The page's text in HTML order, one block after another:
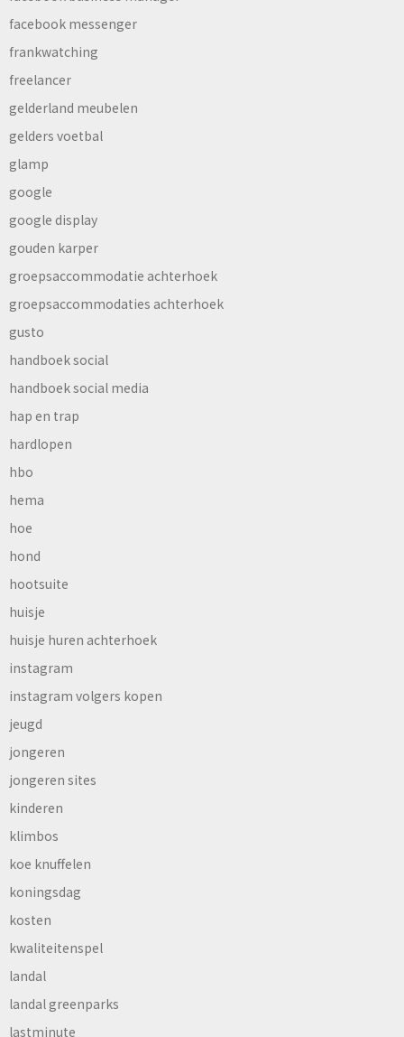
facebook messenger
frankwatching
freelancer
gelderland meubelen
gelders voetbal
glamp
google
google display
gouden karper
groepsaccommodatie achterhoek
groepsaccommodaties achterhoek
gusto
handboek social
handboek social media
hap en trap
hardlopen
hbo
hema
hoe
hond
hootsuite
huisje
huisje huren achterhoek
instagram
instagram volgers kopen
jeugd
jongeren
jongeren sites
kinderen
klimbos
koe knuffelen
koningsdag
kosten
kwaliteitenspel
landal
landal greenparks
lastminute